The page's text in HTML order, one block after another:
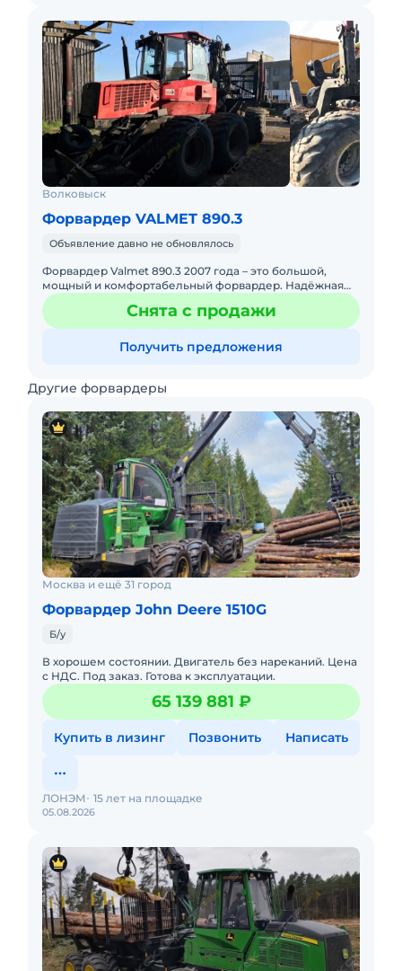
Волковыск
Форвардер VALMET 890.3
Объявление давно не обновлялось
Форвардер Valmet 890.3 2007 года – это большой,
мощный и комфортабельный форвардер. Надёжная
машина для общих вырубок и большого леса. Сила,
габариты и высокаяСнята с продажи
Получить предложения
Другие форвардеры
Москва и ещё 31 город
Форвардер John Deere 1510G
Б/у
В хорошем состоянии. Двигатель без нареканий. Цена
с НДС. Под заказ. Готова к эксплуатации.
65 139 881 ₽
Купить в лизинг Позвонить Написать
05.08.2026
ЛОНЭМ 15 лет на площадке